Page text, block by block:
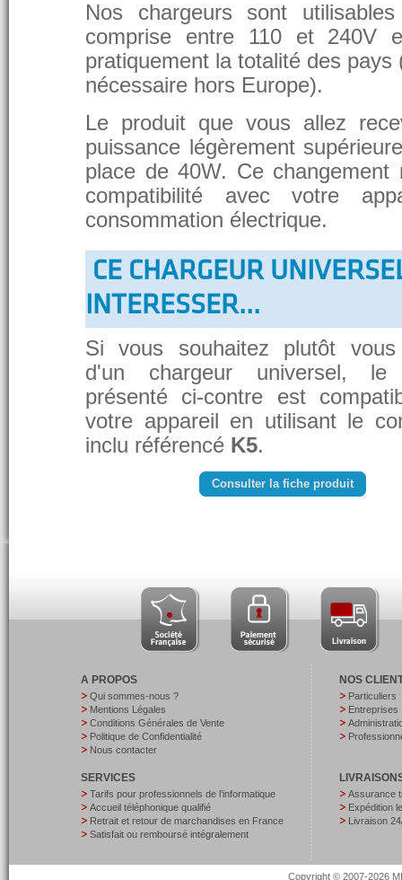
Nos chargeurs sont
comprise entre 110 et 240V
pratiquement la totalité des
nécessaire hors Europe).
Le produit que vous allez
puissance légèrement
place de 40W. Ce
compatibilité avec votre
consommation électrique.
CE CHARGEUR
INTERESSER...
Si vous souhaitez plutôt vous
d'un chargeur universel, le
présenté ci-contre est
votre appareil en utilisant le
inclu référencé K5.
Consulter la fiche produit
A PROPOS
Qui sommes-nous ?
Mentions Légales
Conditions Générales de Vente
Politique de Confidentialité
Nous contacter
SERVICES
Tarifs pour professionnels de l’informatique
Accueil téléphonique qualifié
Retrait et retour de marchandises en France
Satisfait ou remboursé intégralement
NOS
Particuliers
Entreprises
Assurance
Expédition
Livraison
Copyright © 2007-2026